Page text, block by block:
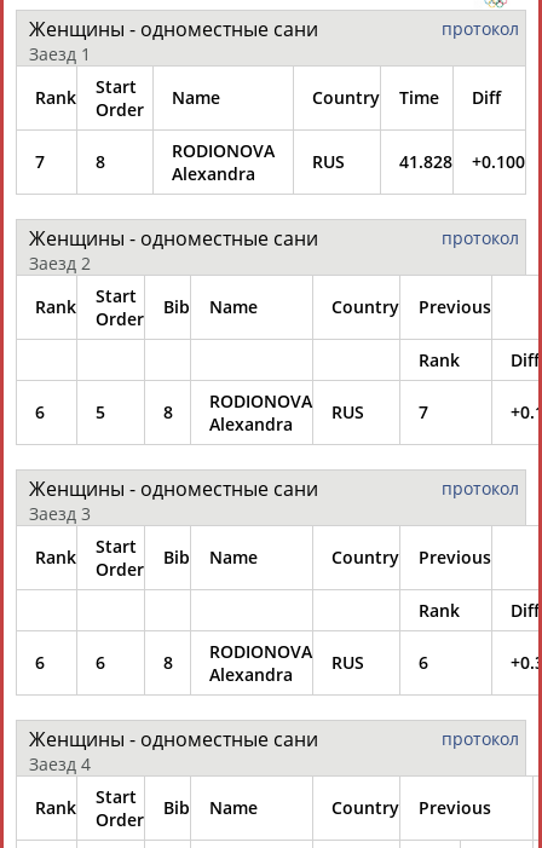
протокол
Женщины - одноместные сани
Заезд 1
Rank
Start
Order
Name Country Time Diff
7 8
RODIONOVA
Alexandra
RUS 41.828 +0.100
протокол
Женщины - одноместные сани
Заезд 2
Rank
Start
Order
Bib Name Country Previous
Rank Diff
6 5 8
RODIONOVA
Alexandra
RUS 7
протокол
Женщины - одноместные сани
Заезд 3
Rank
Start
Order
Bib Name Country Previous
Rank Diff
6 6 8
RODIONOVA
Alexandra
RUS 6
протокол
Женщины - одноместные сани
Заезд 4
Rank
Start
Order
Bib Name Country Previous